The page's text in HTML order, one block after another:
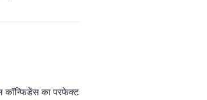
कॉन्फिडेंस का परफेक्ट